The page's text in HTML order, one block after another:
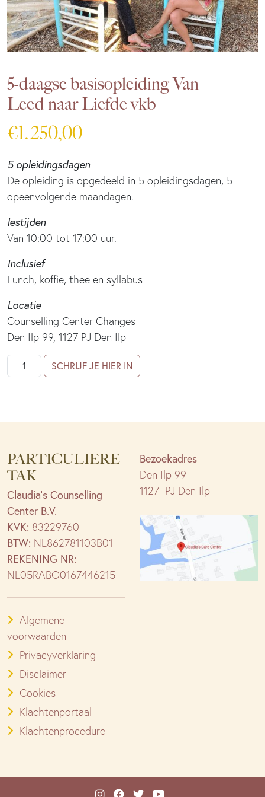
5-daagse basisopleiding Van
Leed naar Liefde vkb
€1.250,00
5 opleidingsdagen
De opleiding is opgedeeld in 5 opleidingsdagen, 5
opeenvolgende maandagen.
lestijden
Van 10:00 tot 17:00 uur.
Inclusief
Lunch, koffie, thee en syllabus
Locatie
Counselling Center Changes
Den Ilp 99, 1127 PJ Den Ilp
daagse
Leed
Liefde
vkb
aantal
SCHRIJF JE HIER IN
PARTICULIERE
TAK
Claudia’s Counselling
Center B.V.
KVK: 83229760
BTW: NL862781103B01
REKENING NR:
NL05RABO0167446215
Algemene
voorwaarden
Privacyverklaring
Disclaimer
Cookies
Klachtenportaal
Klachtenprocedure
Bezoekadres
Den Ilp 99
1127 PJ Den Ilp